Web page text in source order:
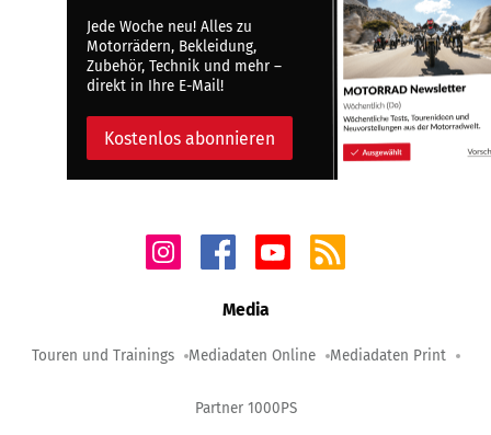
Jede Woche neu! Alles zu
Motorrädern, Bekleidung,
Zubehör, Technik und mehr –
direkt in Ihre E-Mail!
Kostenlos abonnieren
Media
Touren und Trainings Mediadaten Online Mediadaten Print
Partner 1000PS